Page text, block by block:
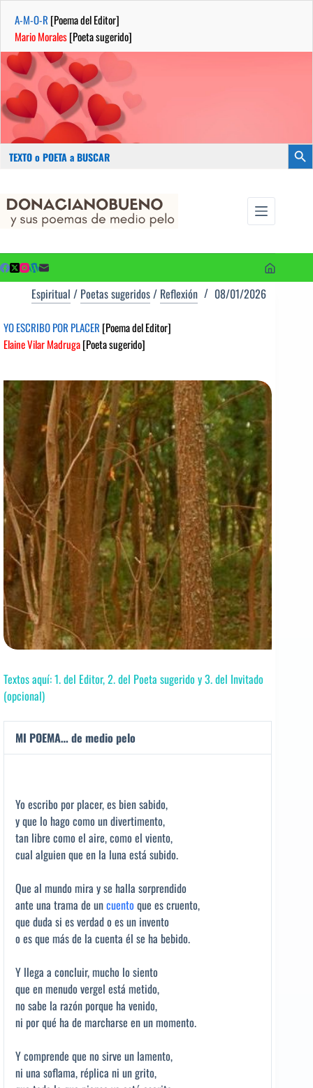
A-M-O-R [Poema del Editor]
Mario Morales[Poeta sugerido]
Buscar:
contenido
Espiritual / Poetas sugeridos/ Reflexión 08/01/2026
YO ESCRIBO POR PLACER [Poema del Editor]
Elaine Vilar Madruga[Poeta sugerido]
Textos aquí: 1. del Editor, 2. del Poeta sugerido y 3. del Invitado
(opcional)
MI POEMA… de medio pelo
Yo escribo por placer, es bien sabido,
y que lo hago como un divertimento,
tan libre como el aire, como el viento,
cual alguien que en la luna está subido.
Que al mundo mira y se halla sorprendido
ante una trama de uncuento que es cruento,
que duda si es verdad o es un invento
o es que más de la cuenta él se ha bebido.
Y llega a concluir, mucho lo siento
que en menudo vergel está metido,
no sabe la razón porque ha venido,
ni por qué ha de marcharse en un momento.
Y comprende que no sirve un lamento,
ni una soflama, réplica ni un grito,